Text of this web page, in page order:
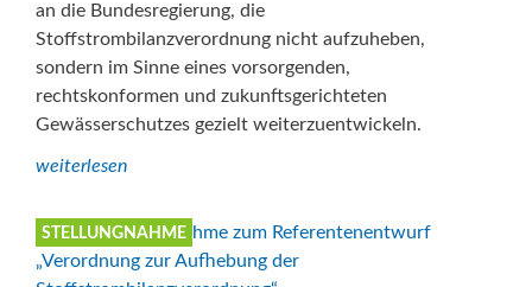
an die Bundesregierung, die
Stoffstrombilanzverordnung nicht aufzuheben,
sondern im Sinne eines vorsorgenden,
rechtskonformen und zukunftsgerichteten
Gewässerschutzes gezielt weiterzuentwickeln.
weiterlesen
STELLUNGNAHME